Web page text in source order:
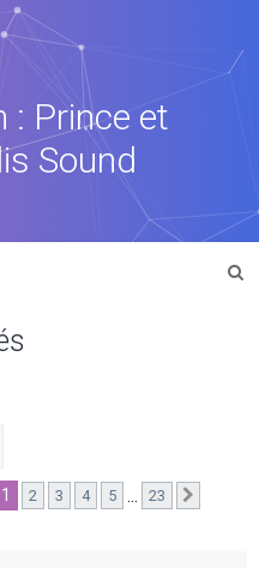
: Prince et
Sound
sur23
1 2 3 4 5 23